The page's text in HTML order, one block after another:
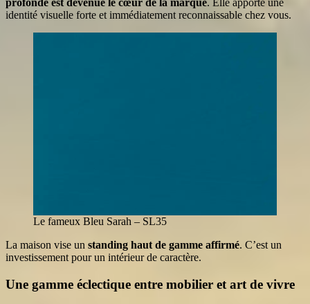
profonde est devenue le cœur de la marque. Elle apporte une
identité visuelle forte et immédiatement reconnaissable chez vous.
Le fameux Bleu Sarah – SL35
La maison vise un standing haut de gamme affirmé. C’est un
investissement pour un intérieur de caractère.
Une gamme éclectique entre mobilier et art de vivre